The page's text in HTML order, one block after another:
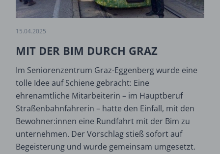
15.04.2025
MIT DER BIM DURCH GRAZ
Im Seniorenzentrum Graz-Eggenberg wurde eine
tolle Idee auf Schiene gebracht: Eine
ehrenamtliche Mitarbeiterin – im Hauptberuf
Straßenbahnfahrerin – hatte den Einfall, mit den
Bewohner:innen eine Rundfahrt mit der Bim zu
unternehmen. Der Vorschlag stieß sofort auf
Begeisterung und wurde gemeinsam umgesetzt.